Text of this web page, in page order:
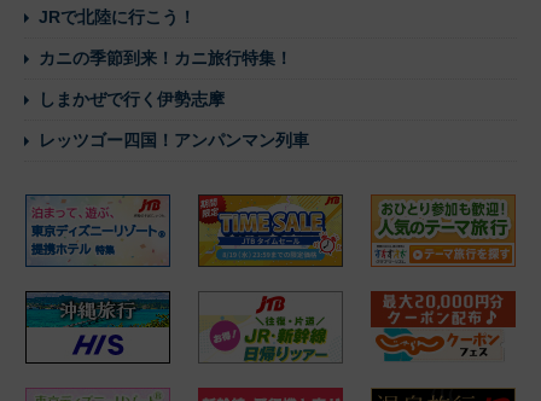
JRで北陸に行こう！
カニの季節到来！カニ旅行特集！
しまかぜで行く伊勢志摩
レッツゴー四国！アンパンマン列車